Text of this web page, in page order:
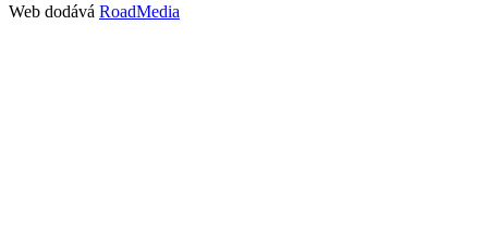
Web dodává RoadMedia